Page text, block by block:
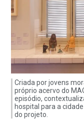
Criada por jovens
próprio acervo do
episódio,
hospital para a
do projeto.